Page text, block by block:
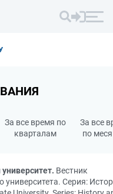
За все время по
кварталам
За все
по
Вестник
университета. Серия: